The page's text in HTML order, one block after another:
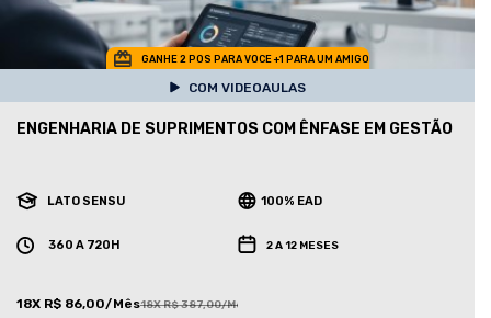
GANHE 2 POS PARA VOCE +1 PARA UM AMIGO
COM VIDEOAULAS
ENGENHARIA DE SUPRIMENTOS COM ÊNFASE EM GESTÃO
LATO SENSU 100% EAD
360 A 720H 2 A 12 MESES
18X R$ 86,00/Mês18X R$ 387,00/Mês